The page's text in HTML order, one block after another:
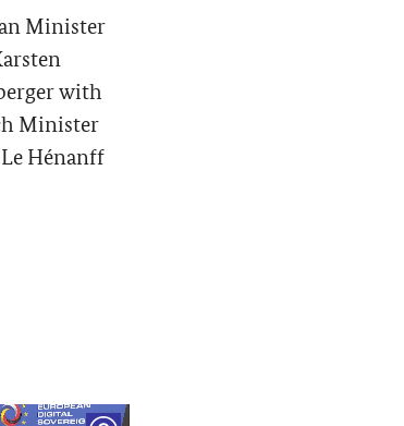
Minister
with
Minister
Hénanff